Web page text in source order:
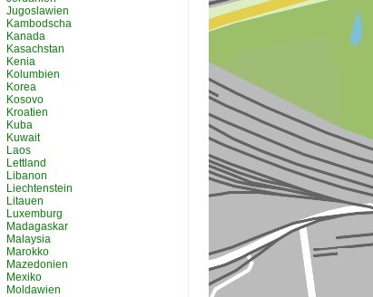
Jugoslawien
Kambodscha
Kanada
Kasachstan
Kenia
Kolumbien
Korea
Kosovo
Kroatien
Kuba
Kuwait
Laos
Lettland
Libanon
Liechtenstein
Litauen
Luxemburg
Madagaskar
Malaysia
Marokko
Mazedonien
Mexiko
Moldawien